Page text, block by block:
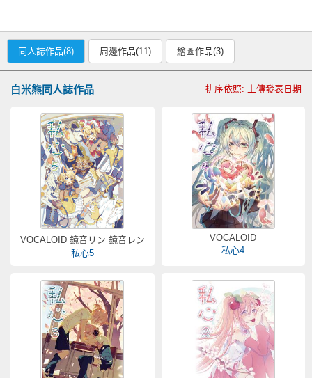
同人誌作品(8) 周邊作品(11) 繪圖作品(3)
白米熊同人誌作品 排序依照: 上傳發表日期
VOCALOID 鏡音リン 鏡音レン
私心5
VOCALOID
私心4